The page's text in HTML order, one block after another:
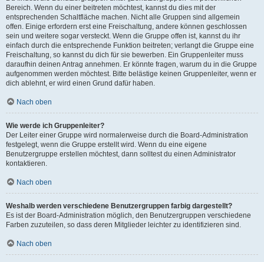
Bereich. Wenn du einer beitreten möchtest, kannst du dies mit der
entsprechenden Schaltfläche machen. Nicht alle Gruppen sind allgemein
offen. Einige erfordern erst eine Freischaltung, andere können geschlossen
sein und weitere sogar versteckt. Wenn die Gruppe offen ist, kannst du ihr
einfach durch die entsprechende Funktion beitreten; verlangt die Gruppe eine
Freischaltung, so kannst du dich für sie bewerben. Ein Gruppenleiter muss
daraufhin deinen Antrag annehmen. Er könnte fragen, warum du in die Gruppe
aufgenommen werden möchtest. Bitte belästige keinen Gruppenleiter, wenn er
dich ablehnt, er wird einen Grund dafür haben.
Nach oben
Wie werde ich Gruppenleiter?
Der Leiter einer Gruppe wird normalerweise durch die Board-Administration
festgelegt, wenn die Gruppe erstellt wird. Wenn du eine eigene
Benutzergruppe erstellen möchtest, dann solltest du einen Administrator
kontaktieren.
Nach oben
Weshalb werden verschiedene Benutzergruppen farbig dargestellt?
Es ist der Board-Administration möglich, den Benutzergruppen verschiedene
Farben zuzuteilen, so dass deren Mitglieder leichter zu identifizieren sind.
Nach oben